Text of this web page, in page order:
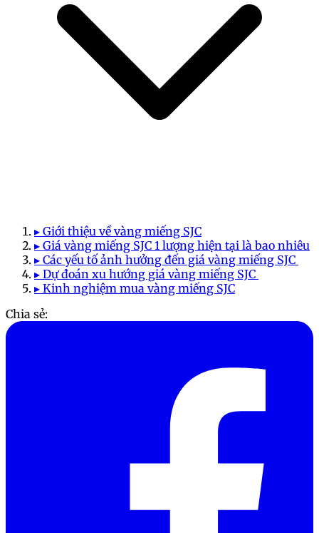
▸ Giới thiệu về vàng miếng SJC
▸ Giá vàng miếng SJC 1 lượng hiện tại là bao nhiêu
▸ Các yếu tố ảnh hưởng đến giá vàng miếng SJC
▸ Dự đoán xu hướng giá vàng miếng SJC
▸ Kinh nghiệm mua vàng miếng SJC
Chia sẻ: